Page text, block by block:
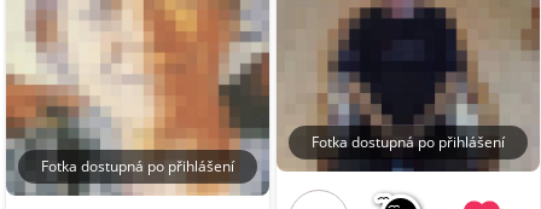
Fotka dostupná po přihlášení
Fotka dostupná po přihlášení